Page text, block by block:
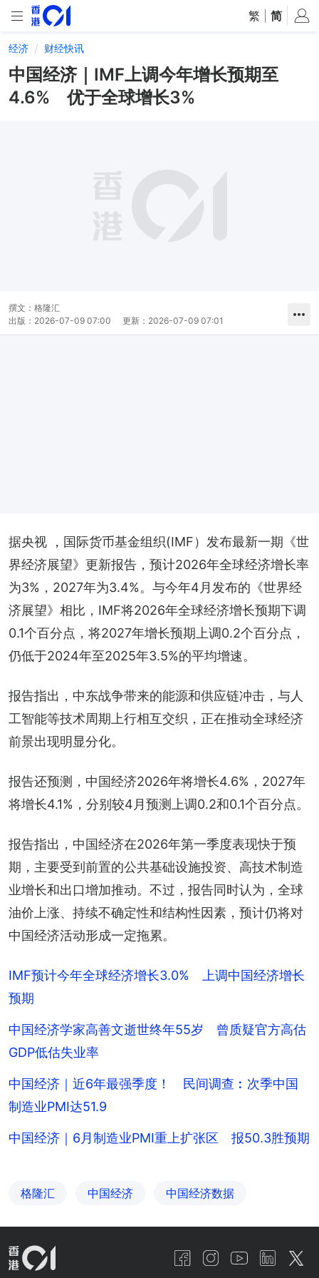
繁 简
经济 财经快讯
中国经济｜IMF上调今年增长预期至
4.6% 优于全球增长3%
撰文： 格隆汇
出版： 2026-07-09 07:00 更新： 2026-07-09 07:01
据央视 ，国际货币基金组织(IMF）发布最新一期《世
界经济展望》更新报告，预计2026年全球经济增长率
为3%，2027年为3.4%。与今年4月发布的《世界经
济展望》相比，IMF将2026年全球经济增长预期下调
0.1个百分点，将2027年增长预期上调0.2个百分点，
仍低于2024年至2025年3.5%的平均增速。
报告指出，中东战争带来的能源和供应链冲击，与人
工智能等技术周期上行相互交织，正在推动全球经济
前景出现明显分化。
报告还预测，中国经济2026年将增长4.6%，2027年
将增长4.1%，分别较4月预测上调0.2和0.1个百分点。
报告指出，中国经济在2026年第一季度表现快于预
期，主要受到前置的公共基础设施投资、高技术制造
业增长和出口增加推动。不过，报告同时认为，全球
油价上涨、持续不确定性和结构性因素，预计仍将对
中国经济活动形成一定拖累。
IMF预计今年全球经济增长3.0% 上调中国经济增长
预期
中国经济学家高善文逝世终年55岁 曾质疑官方高估
GDP低估失业率
中国经济｜近6年最强季度！ 民间调查︰次季中国
制造业PMI达51.9
中国经济｜6月制造业PMI重上扩张区 报50.3胜预期
格隆汇 中国经济 中国经济数据